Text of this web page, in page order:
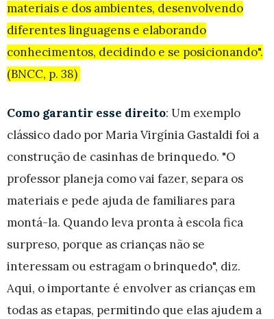
materiais e dos ambientes, desenvolvendo
diferentes linguagens e elaborando
conhecimentos, decidindo e se posicionando".
(BNCC, p. 38)
Como garantir esse direito: Um exemplo
clássico dado por Maria Virgínia Gastaldi foi a
construção de casinhas de brinquedo. "O
professor planeja como vai fazer, separa os
materiais e pede ajuda de familiares para
montá-la. Quando leva pronta à escola fica
surpreso, porque as crianças não se
interessam ou estragam o brinquedo", diz.
Aqui, o importante é envolver as crianças em
todas as etapas, permitindo que elas ajudem a